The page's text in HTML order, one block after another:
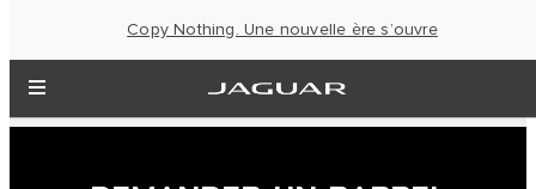
Copy Nothing. Une nouvelle ère s’ouvre